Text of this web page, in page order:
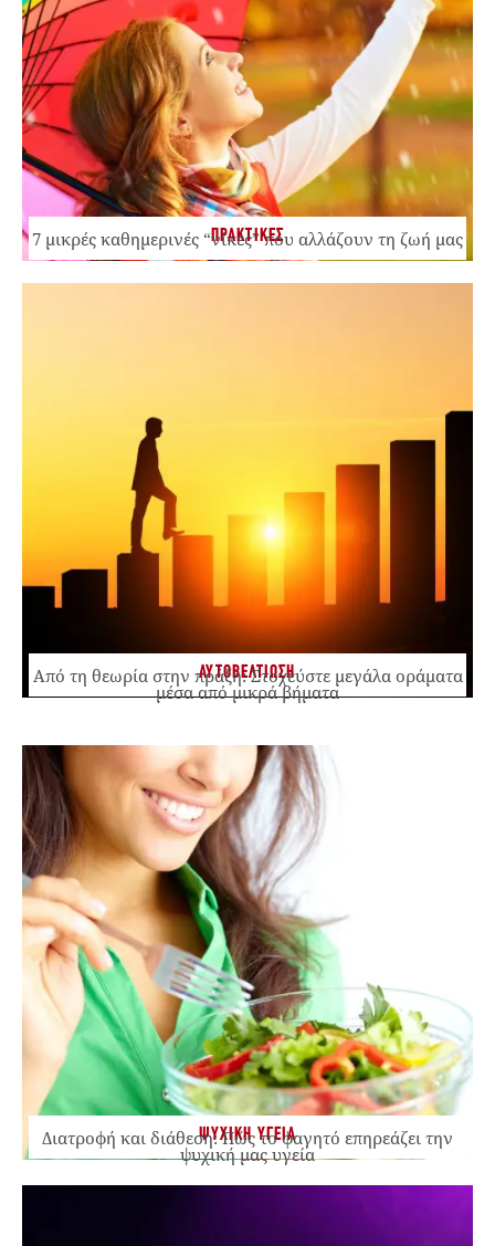
ΠΡΑΚΤΙΚΕΣ
7 μικρές καθημερινές “νίκες” που αλλάζουν τη ζωή μας
ΑΥΤΟΒΕΛΤΙΩΣΗ
Από τη θεωρία στην πράξη: Στοχεύστε μεγάλα οράματα
μέσα από μικρά βήματα
ΨΥΧΙΚΗ ΥΓΕΙΑ
Διατροφή και διάθεση: Πώς το φαγητό επηρεάζει την
ψυχική μας υγεία